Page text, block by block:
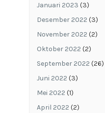
Januari 2023 (3)
Desember 2022 (3)
November 2022 (2)
Oktober 2022 (2)
September 2022 (26)
Juni 2022 (3)
Mei 2022 (1)
April 2022 (2)